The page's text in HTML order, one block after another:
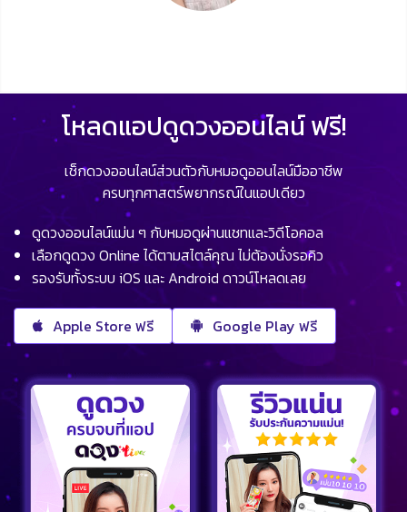
โหลดแอปดูดวงออนไลน์ ฟรี!
เช็กดวงออนไลน์ส่วนตัวกับหมอดูออนไลน์มืออาชีพ
ครบทุกศาสตร์พยากรณ์ในแอปเดียว
ดูดวงออนไลน์แม่น ๆ กับหมอดูผ่านแชทและวิดีโอคอล
เลือกดูดวง Online ได้ตามสไตล์คุณ ไม่ต้องนั่งรอคิว
รองรับทั้งระบบ iOS และ Android ดาวน์โหลดเลย
Apple Store ฟรี Google Play ฟรี